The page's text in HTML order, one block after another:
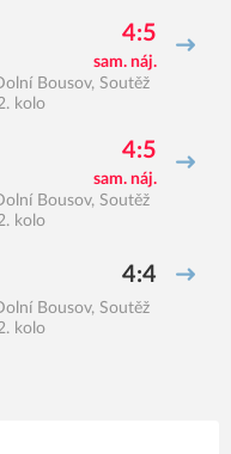
4:5
sam. náj.
Bousov, Soutěž
kolo
4:5
sam. náj.
Bousov, Soutěž
kolo
4:4
Bousov, Soutěž
kolo